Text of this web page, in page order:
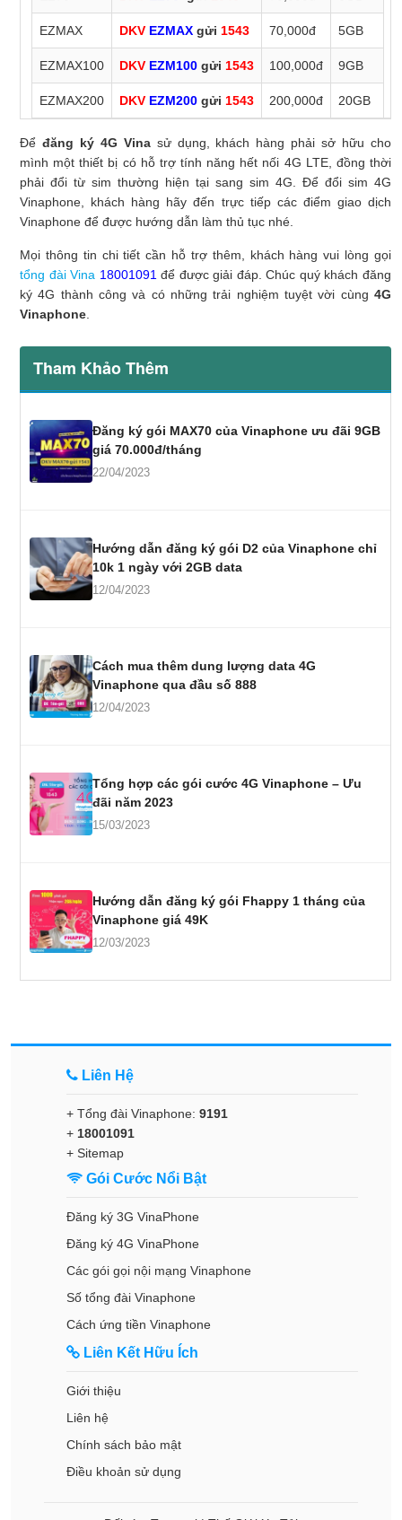
EZMAX DKV EZMAX gửi 1543 70,000đ 5GB
EZMAX100 DKV EZM100 gửi 1543 100,000đ 9GB
EZMAX200 DKV EZM200 gửi 1543 200,000đ 20GB
Để đăng ký 4G Vinasử dụng, khách hàng phải sở hữu cho
mình một thiết bị có hỗ trợ tính năng hết nối 4G LTE, đồng thời
phải đổi từ sim thường hiện tại sang sim 4G. Để đổi sim 4G
Vinaphone, khách hàng hãy đến trực tiếp các điểm giao dịch
Vinaphone để được hướng dẫn làm thủ tục nhé.
Mọi thông tin chi tiết cần hỗ trợ thêm, khách hàng vui lòng gọi
tổng đài Vina 18001091 để được giải đáp. Chúc quý khách đăng
ký 4G thành công và có những trải nghiệm tuyệt vời cùng 4G
Vinaphone
Tham Khảo Thêm
Đăng ký gói MAX70 của Vinaphone ưu đãi 9GB
giá 70.000đ/tháng
22/04/2023
Hướng dẫn đăng ký gói D2 của Vinaphone chỉ
10k 1 ngày với 2GB data
12/04/2023
Cách mua thêm dung lượng data 4G
Vinaphone qua đầu số 888
12/04/2023
Tổng hợp các gói cước 4G Vinaphone – Ưu
đãi năm 2023
15/03/2023
Hướng dẫn đăng ký gói Fhappy 1 tháng của
Vinaphone giá 49K
12/03/2023
Liên Hệ
+ Tổng đài Vinaphone: 9191
+ 18001091
+ Sitemap
Gói Cước Nổi Bật
Đăng ký 3G VinaPhone
Đăng ký 4G VinaPhone
Các gói gọi nội mạng Vinaphone
Số tổng đài Vinaphone
Cách ứng tiền Vinaphone
Liên Kết Hữu Ích
Giới thiệu
Liên hệ
Chính sách bảo mật
Điều khoản sử dụng